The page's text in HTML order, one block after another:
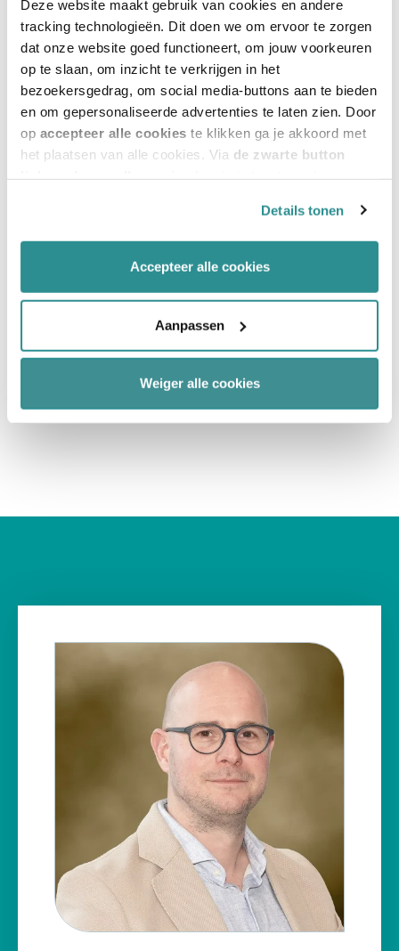
Deze website maakt gebruik van cookies en andere
tracking technologieën. Dit doen we om ervoor te zorgen
dat onze website goed functioneert, om jouw voorkeuren
op te slaan, om inzicht te verkrijgen in het
bezoekersgedrag, om social media-buttons aan te bieden
en om gepersonaliseerde advertenties te laten zien. Door
op accepteer alle cookies te klikken ga je akkoord met
het plaatsen van alle cookies. Via de zwarte button
afhankelijke cookies beheren en/of wijzigen. Lees ook
onscookiestatementvoor meer informatie.
Details tonen
Accepteer alle cookies
Aanpassen
Weiger alle cookies
voorwaarden dat dit gebeurt in de
originele opmaak en met bronvermelding
en dat deze voorwaarden ook aan de
betreffende derden worden opgelegd.
Ook interessant